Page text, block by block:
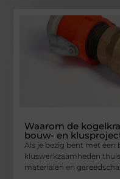
Waarom de
bouw- en
Als je bezig bent met
kluswerkzaamheden
materialen en